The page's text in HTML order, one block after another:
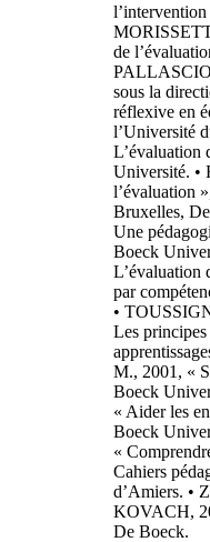
de
sous la
réflexive en
l’Université
L’évaluation
Université. •
l’évaluation
Bruxelles,
Une
Boeck
L’évaluation
par
•
Les principes
M., 2001, «
Boeck
« Aider les
Boeck
«
Cahiers
d’Amiers. •
KOVACH,
De Boeck.